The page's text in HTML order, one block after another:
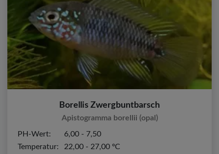
Borellis Zwergbuntbarsch
Apistogramma borellii (opal)
PH-Wert:
6,00 - 7,50
Temperatur:
22,00 - 27,00 ºC